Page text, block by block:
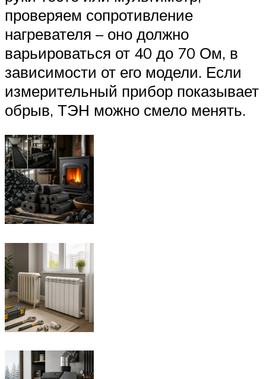
проверяем сопротивление
нагревателя – оно должно
варьироваться от 40 до 70 Ом, в
зависимости от его модели. Если
измерительный прибор показывает
обрыв, ТЭН можно смело менять.